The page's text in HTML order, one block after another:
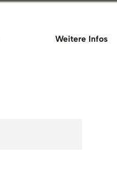
Weitere Infos